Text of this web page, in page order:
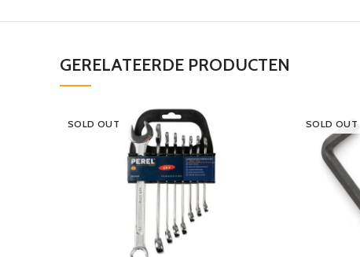
GERELATEERDE PRODUCTEN
SOLD OUT SOLD OUT